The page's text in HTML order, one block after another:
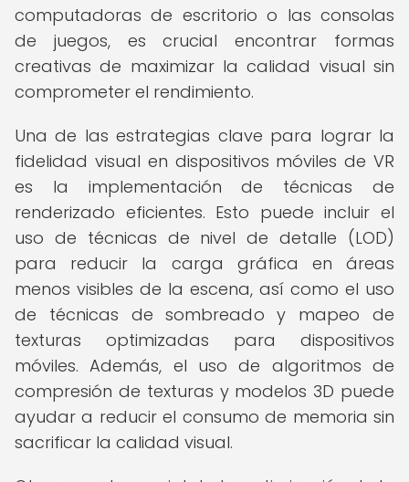
computadoras de escritorio o las consolas
de juegos, es crucial encontrar formas
creativas de maximizar la calidad visual sin
comprometer el rendimiento.
Una de las estrategias clave para lograr la
fidelidad visual en dispositivos móviles de VR
es la implementación de técnicas de
renderizado eficientes. Esto puede incluir el
uso de técnicas de nivel de detalle (LOD)
para reducir la carga gráfica en áreas
menos visibles de la escena, así como el uso
de técnicas de sombreado y mapeo de
texturas optimizadas para dispositivos
móviles. Además, el uso de algoritmos de
compresión de texturas y modelos 3D puede
ayudar a reducir el consumo de memoria sin
sacrificar la calidad visual.